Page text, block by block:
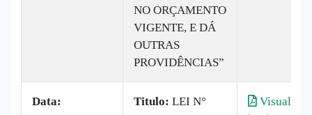
NO ORÇAMENTO
VIGENTE, E DÁ
OUTRAS
PROVIDÊNCIAS”
Data:
Titulo: LEI N°
Visualizar